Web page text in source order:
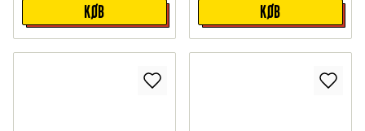
KØB KØB